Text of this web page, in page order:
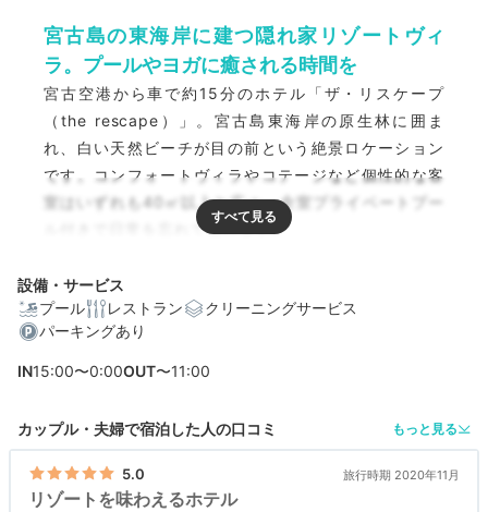
宮古島の東海岸に建つ隠れ家リゾートヴィ
ラ。プールやヨガに癒される時間を
宮古空港から車で約15分のホテル「ザ・リスケープ
（the rescape）」。宮古島東海岸の原生林に囲ま
れ、白い天然ビーチが目の前という絶景ロケーション
です。コンフォートヴィラやコテージなど個性的な客
室はいずれも40㎡以上と広々。全室プライベートプー
ル付きで日常を忘れて寛げます。
編集部おすすめの３つのポイント
全てのお部屋にプライベートプール付き。人目を気にせ
ず楽しめる
モーニングヨガやバスソルト作りなど楽しいアクティビ
設備・サービス
プール
レストラン
クリーニングサービス
パーキングあり
IN15:00〜0:00OUT〜11:00
カップル・夫婦で宿泊した人の口コミ もっと見る
5.0 旅行時期 2020年11月
リゾートを味わえるホテル